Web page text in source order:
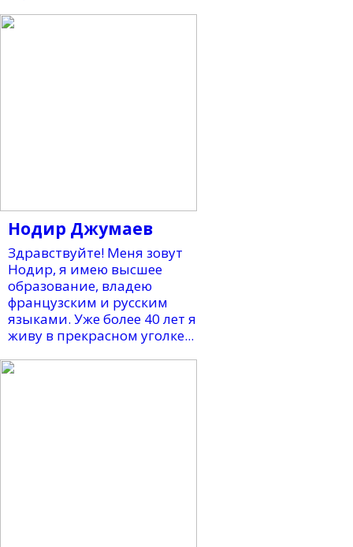
Нодир Джумаев
Здравствуйте! Меня зовут
Нодир, я имею высшее
образование, владею
французским и русским
языками. Уже более 40 лет я
живу в прекрасном уголке...